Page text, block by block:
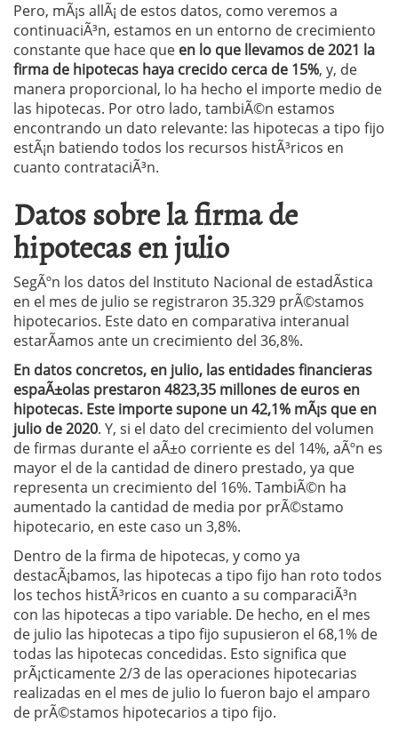
Pero, mÃ¡s allÃ¡ de estos datos, como veremos a
continuaciÃ³n, estamos en un entorno de crecimiento
constante que hace que en lo que llevamos de 2021 la
firma de hipotecas haya crecido cerca de 15%, y, de
manera proporcional, lo ha hecho el importe medio de
las hipotecas. Por otro lado, tambiÃ©n estamos
encontrando un dato relevante: las hipotecas a tipo fijo
estÃ¡n batiendo todos los recursos histÃ³ricos en
cuanto contrataciÃ³n.
Datos sobre la firma de
hipotecas en julio
SegÃºn los datos del Instituto Nacional de estadÃ­stica
en el mes de julio se registraron 35.329 prÃ©stamos
hipotecarios. Este dato en comparativa interanual
estarÃ­amos ante un crecimiento del 36,8%.
En datos concretos, en julio, las entidades financieras
espaÃ±olas prestaron 4823,35 millones de euros en
hipotecas. Este importe supone un 42,1% mÃ¡s que en
julio de 2020. Y, si el dato del crecimiento del volumen
de firmas durante el aÃ±o corriente es del 14%, aÃºn es
mayor el de la cantidad de dinero prestado, ya que
representa un crecimiento del 16%. TambiÃ©n ha
aumentado la cantidad de media por prÃ©stamo
hipotecario, en este caso un 3,8%.
Dentro de la firma de hipotecas, y como ya
destacÃ¡bamos, las hipotecas a tipo fijo han roto todos
los techos histÃ³ricos en cuanto a su comparaciÃ³n
con las hipotecas a tipo variable. De hecho, en el mes
de julio las hipotecas a tipo fijo supusieron el 68,1% de
todas las hipotecas concedidas. Esto significa que
prÃ¡cticamente 2/3 de las operaciones hipotecarias
realizadas en el mes de julio lo fueron bajo el amparo
de prÃ©stamos hipotecarios a tipo fijo.